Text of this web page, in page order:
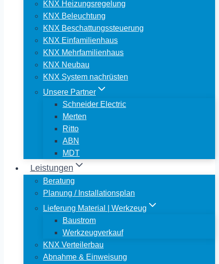
KNX Heizungsregelung
KNX Beleuchtung
KNX Beschattungssteuerung
KNX Einfamilienhaus
KNX Mehrfamilienhaus
KNX Neubau
KNX System nachrüsten
Unsere Partner
Schneider Electric
Merten
Ritto
ABN
MDT
Leistungen
Beratung
Planung / Installationsplan
Lieferung Material | Werkzeug
Baustrom
Werkzeugverkauf
KNX Verteilerbau
Abnahme & Einweisung